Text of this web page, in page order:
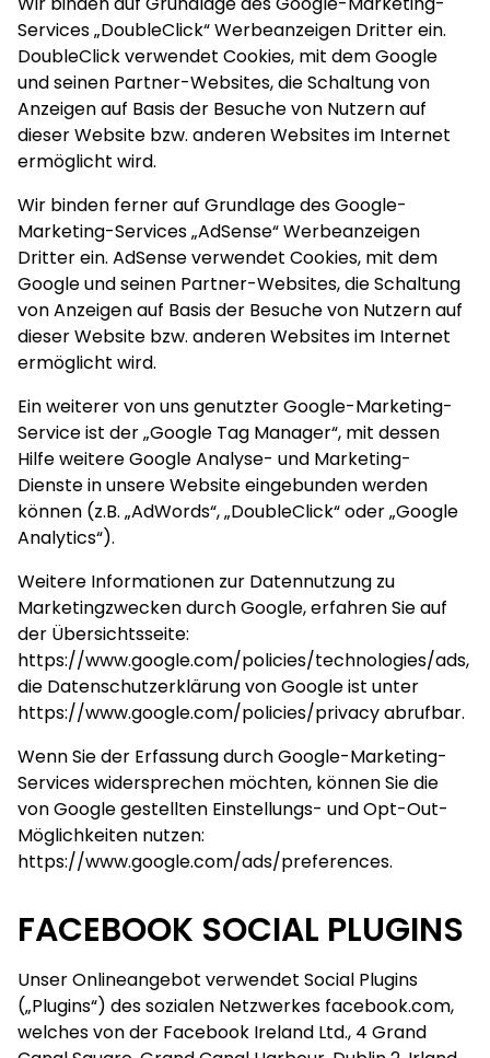
Services „DoubleClick“ Werbeanzeigen Dritter ein.
DoubleClick verwendet Cookies, mit dem Google
und seinen Partner-Websites, die Schaltung von
Anzeigen auf Basis der Besuche von Nutzern auf
dieser Website bzw. anderen Websites im Internet
ermöglicht wird.
Wir binden ferner auf Grundlage des Google-
Marketing-Services „AdSense“ Werbeanzeigen
Dritter ein. AdSense verwendet Cookies, mit dem
Google und seinen Partner-Websites, die Schaltung
von Anzeigen auf Basis der Besuche von Nutzern auf
dieser Website bzw. anderen Websites im Internet
ermöglicht wird.
Ein weiterer von uns genutzter Google-Marketing-
Service ist der „Google Tag Manager“, mit dessen
Hilfe weitere Google Analyse- und Marketing-
Dienste in unsere Website eingebunden werden
können (z.B. „AdWords“, „DoubleClick“ oder „Google
Analytics“).
Weitere Informationen zur Datennutzung zu
Marketingzwecken durch Google, erfahren Sie auf
der Übersichtsseite:
https://www.google.com/policies/technologies/ads,
die Datenschutzerklärung von Google ist unter
https://www.google.com/policies/privacyabrufbar.
Wenn Sie der Erfassung durch Google-Marketing-
Services widersprechen möchten, können Sie die
von Google gestellten Einstellungs- und Opt-Out-
Möglichkeiten nutzen:
https://www.google.com/ads/preferences.
FACEBOOK SOCIAL PLUGINS
Unser Onlineangebot verwendet Social Plugins
(„Plugins“) des sozialen Netzwerkes facebook.com,
welches von der Facebook Ireland Ltd., 4 Grand